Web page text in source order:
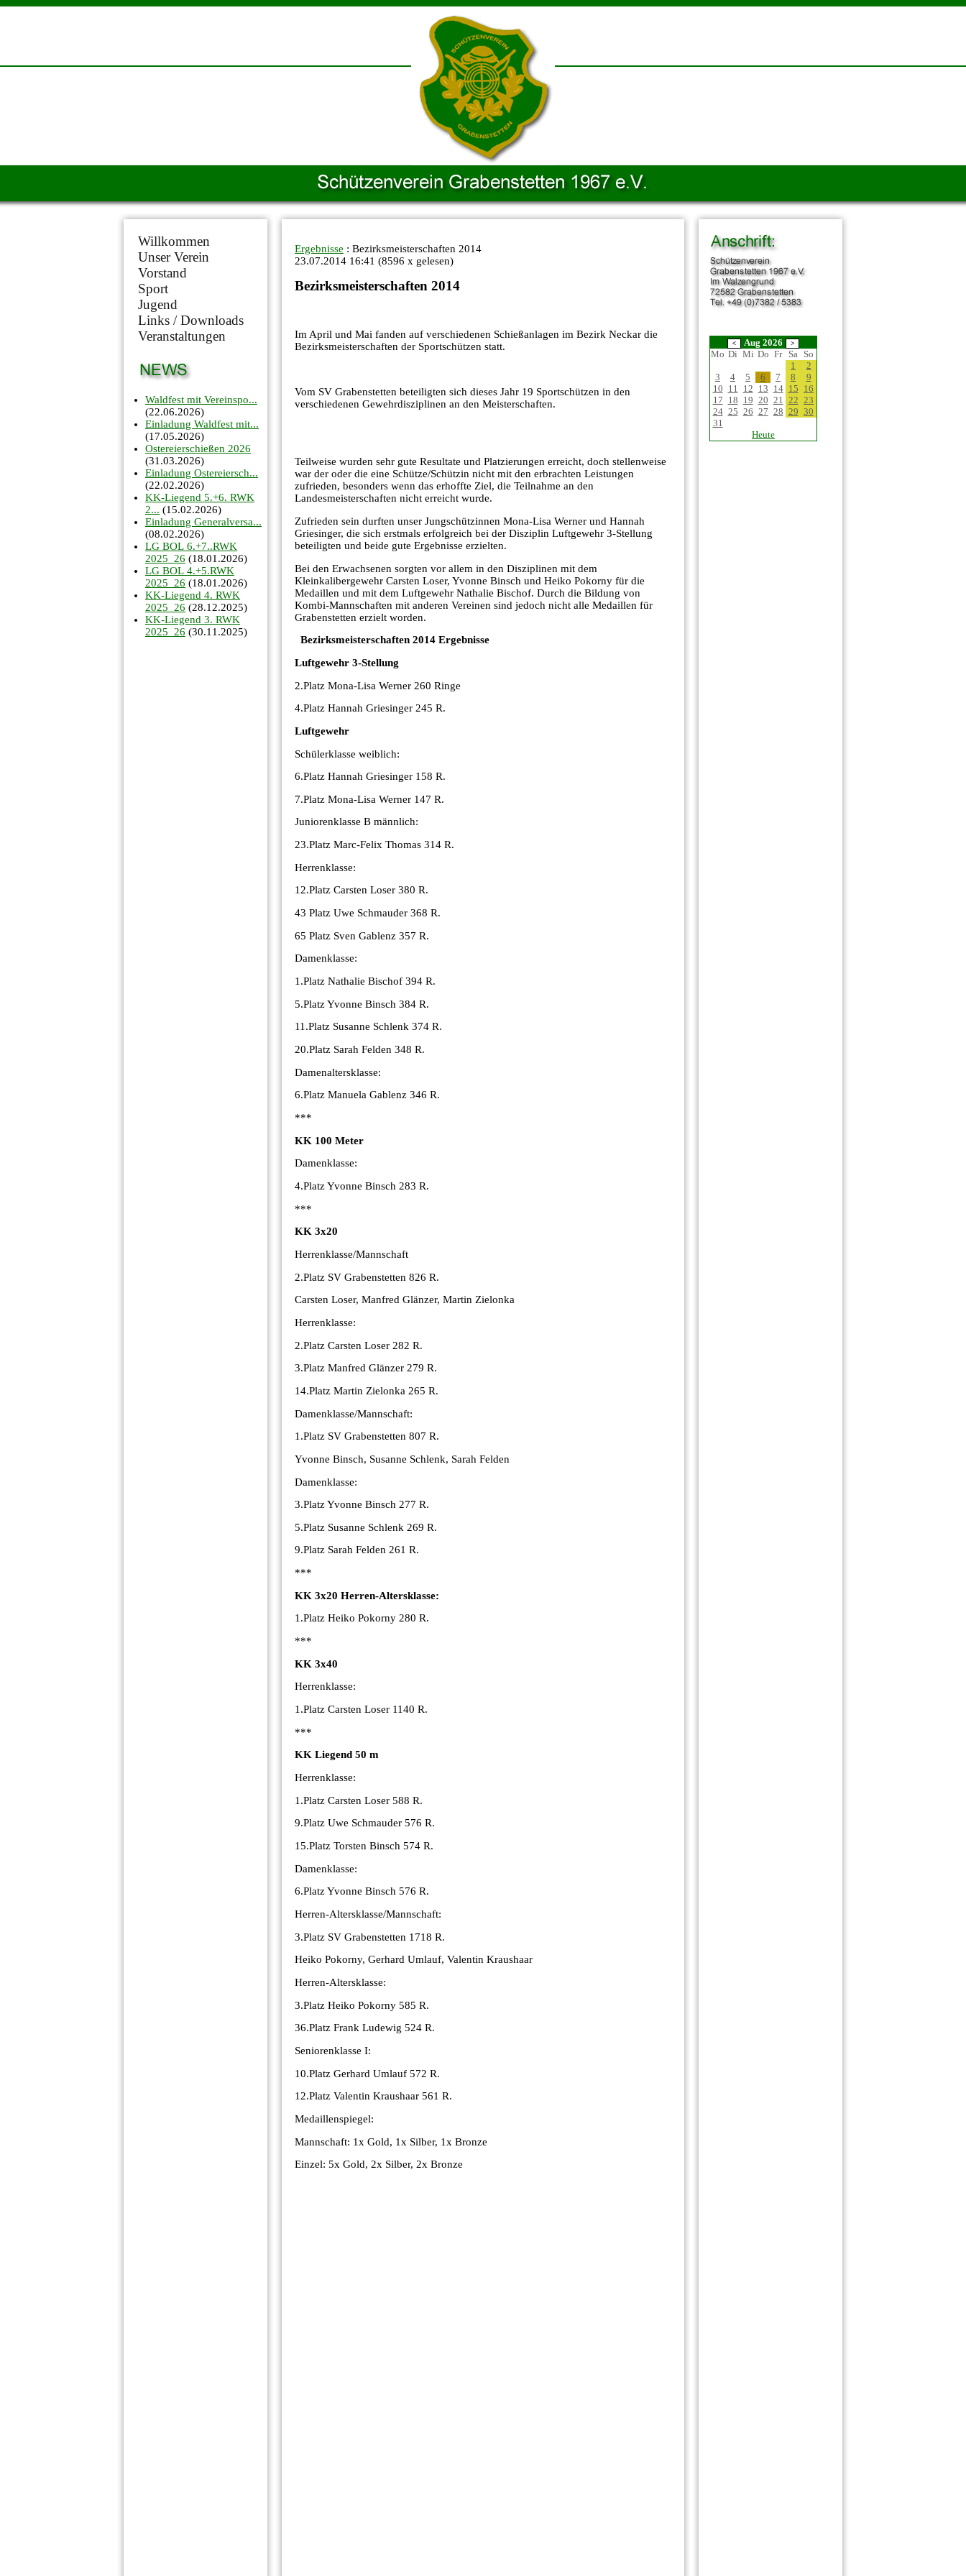
Willkommen
Unser Verein
Vorstand
Sport
Jugend
Links / Downloads
Veranstaltungen
Waldfest mit Vereinspo...
(22.06.2026)
Einladung Waldfest mit...
(17.05.2026)
Ostereierschießen 2026
(31.03.2026)
Einladung Ostereiersch...
(22.02.2026)
KK-Liegend 5.+6. RWK
2... (15.02.2026)
Einladung Generalversa...
(08.02.2026)
LG BOL 6.+7..RWK
2025_26 (18.01.2026)
LG BOL 4.+5.RWK
2025_26 (18.01.2026)
KK-Liegend 4. RWK
2025_26 (28.12.2025)
KK-Liegend 3. RWK
2025_26 (30.11.2025)
Ergebnisse : Bezirksmeisterschaften 2014
23.07.2014 16:41 (8596 x gelesen)
Bezirksmeisterschaften 2014
Im April und Mai fanden auf verschiedenen Schießanlagen im Bezirk Neckar die
Bezirksmeisterschaften der Sportschützen statt.
Vom SV Grabenstetten beteiligten sich dieses Jahr 19 Sportschützen in den
verschiedenen Gewehrdisziplinen an den Meisterschaften.
Teilweise wurden sehr gute Resultate und Platzierungen erreicht, doch stellenweise
war der oder die eine Schütze/Schützin nicht mit den erbrachten Leistungen
zufrieden, besonders wenn das erhoffte Ziel, die Teilnahme an den
Landesmeisterschaften nicht erreicht wurde.
Zufrieden sein durften unser Jungschützinnen Mona-Lisa Werner und Hannah
Griesinger, die sich erstmals erfolgreich bei der Disziplin Luftgewehr 3-Stellung
beteiligten und beide gute Ergebnisse erzielten.
Bei den Erwachsenen sorgten vor allem in den Disziplinen mit dem
Kleinkalibergewehr Carsten Loser, Yvonne Binsch und Heiko Pokorny für die
Medaillen und mit dem Luftgewehr Nathalie Bischof. Durch die Bildung von
Kombi-Mannschaften mit anderen Vereinen sind jedoch nicht alle Medaillen für
Grabenstetten erzielt worden.
Bezirksmeisterschaften 2014 Ergebnisse
Luftgewehr 3-Stellung
2.Platz Mona-Lisa Werner 260 Ringe
4.Platz Hannah Griesinger 245 R.
Luftgewehr
Schülerklasse weiblich:
6.Platz Hannah Griesinger 158 R.
7.Platz Mona-Lisa Werner 147 R.
Juniorenklasse B männlich:
23.Platz Marc-Felix Thomas 314 R.
Herrenklasse:
12.Platz Carsten Loser 380 R.
43 Platz Uwe Schmauder 368 R.
65 Platz Sven Gablenz 357 R.
Damenklasse:
1.Platz Nathalie Bischof 394 R.
5.Platz Yvonne Binsch 384 R.
11.Platz Susanne Schlenk 374 R.
20.Platz Sarah Felden 348 R.
Damenaltersklasse:
6.Platz Manuela Gablenz 346 R.
***
KK 100 Meter
Damenklasse:
4.Platz Yvonne Binsch 283 R.
***
KK 3x20
Herrenklasse/Mannschaft
2.Platz SV Grabenstetten 826 R.
Carsten Loser, Manfred Glänzer, Martin Zielonka
Herrenklasse:
2.Platz Carsten Loser 282 R.
3.Platz Manfred Glänzer 279 R.
14.Platz Martin Zielonka 265 R.
Damenklasse/Mannschaft:
1.Platz SV Grabenstetten 807 R.
Yvonne Binsch, Susanne Schlenk, Sarah Felden
Damenklasse:
3.Platz Yvonne Binsch 277 R.
5.Platz Susanne Schlenk 269 R.
9.Platz Sarah Felden 261 R.
***
KK 3x20 Herren-Altersklasse:
1.Platz Heiko Pokorny 280 R.
***
KK 3x40
Herrenklasse:
1.Platz Carsten Loser 1140 R.
***
KK Liegend 50 m
Herrenklasse:
1.Platz Carsten Loser 588 R.
9.Platz Uwe Schmauder 576 R.
15.Platz Torsten Binsch 574 R.
Damenklasse:
6.Platz Yvonne Binsch 576 R.
Herren-Altersklasse/Mannschaft:
3.Platz SV Grabenstetten 1718 R.
Heiko Pokorny, Gerhard Umlauf, Valentin Kraushaar
Herren-Altersklasse:
3.Platz Heiko Pokorny 585 R.
36.Platz Frank Ludewig 524 R.
Seniorenklasse I:
10.Platz Gerhard Umlauf 572 R.
12.Platz Valentin Kraushaar 561 R.
Medaillenspiegel:
Mannschaft: 1x Gold, 1x Silber, 1x Bronze
Einzel: 5x Gold, 2x Silber, 2x Bronze
Aug 2026
Mo Di Mi Do Fr Sa
So
1
2
3
4 5 6 7 8
9
10 11 12 13 14 15 16
17 18 19 20 21 22 23
24 25 26 27 28 29 30
31
Heute